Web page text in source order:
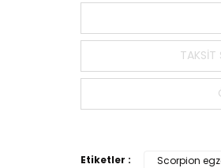
TAKSIT
Etiketler : Scorpion